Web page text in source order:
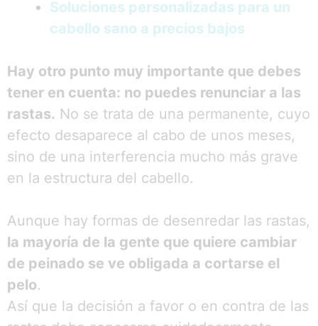
Soluciones personalizadas para un
cabello sano a precios bajos
Hay otro punto muy importante que debes
tener en cuenta: no puedes renunciar a las
rastas. No se trata de una permanente, cuyo
efecto desaparece al cabo de unos meses,
sino de una interferencia mucho más grave
en la estructura del cabello.
Aunque hay formas de desenredar las rastas,
la mayoría de la gente que quiere cambiar
de peinado se ve obligada a cortarse el
pelo.
Así que la decisión a favor o en contra de las